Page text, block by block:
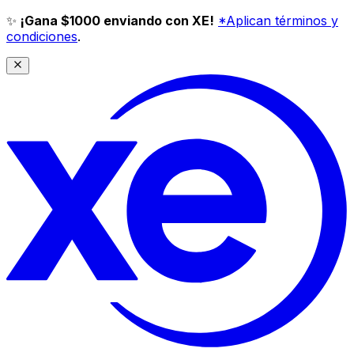
✨ ¡Gana $1000 enviando con XE! *Aplican términos y
condiciones.